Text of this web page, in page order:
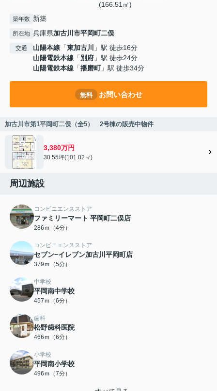
(166.51㎡)
築年数 新築
所在地 兵庫県加古川市平岡町二俣
交通 山陽本線 「東加古川
」駅 徒歩16分
山陽電鉄本線 「別府 」駅 徒歩24分
山陽電鉄本線 「播磨町」駅 徒歩34分
無料 お問い合わせ
加古川市第1平岡町二俣（全5） 2号棟の販売中物件
3,380万円
30.55坪(101.02㎡)
周辺施設
コンビニエンスストア
ファミリーマート 平岡町二俣店
286ｍ（4分）
コンビニエンスストア
セブン−イレブン加古川平岡町店
379ｍ（5分）
中学校
平岡南中学校
457ｍ（6分）
歯科
松野歯科医院
466ｍ（6分）
小学校
平岡南小学校
496ｍ（7分）